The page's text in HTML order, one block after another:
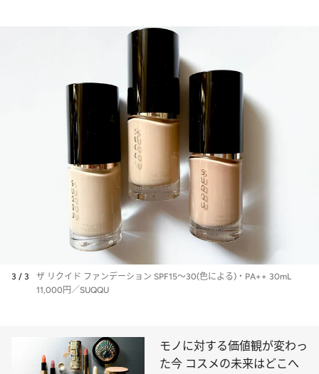
3 / 3
ザ リクイド ファンデーション SPF15～30(色による)・PA++ 30mL
11,000円／SUQQU
モノに対する価値観が変わっ
た今 コスメの未来はどこへ